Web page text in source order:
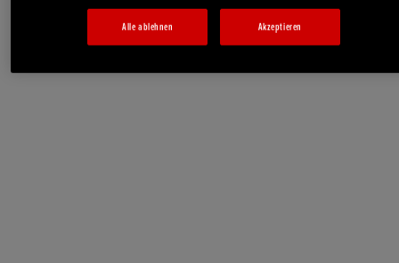
Alle ablehnen Akzeptieren